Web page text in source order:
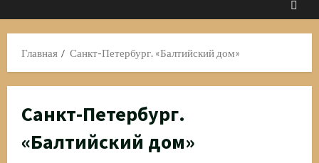
Главная Санкт-Петербург. «Балтийский дом»
Санкт-Петербург.
«Балтийский дом»